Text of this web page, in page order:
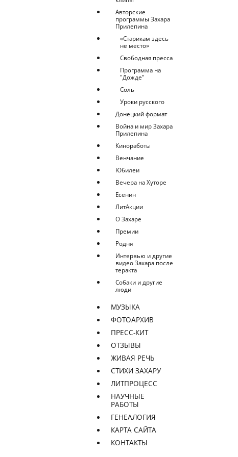
Авторские
программы Захара
Прилепина
«Старикам здесь
не место»
Свободная пресса
Программа на
"Дожде"
Соль
Уроки русского
Донецкий формат
Война и мир Захара
Прилепина
Киноработы
Венчание
Юбилеи
Вечера на Хуторе
Есенин
ЛитАкции
О Захаре
Премии
Родня
Интервью и другие
видео Захара после
теракта
Собаки и другие
люди
МУЗЫКА
ФОТОАРХИВ
ПРЕСС-КИТ
ОТЗЫВЫ
ЖИВАЯ РЕЧЬ
СТИХИ ЗАХАРУ
ЛИТПРОЦЕСС
НАУЧНЫЕ
РАБОТЫ
ГЕНЕАЛОГИЯ
КАРТА САЙТА
КОНТАКТЫ